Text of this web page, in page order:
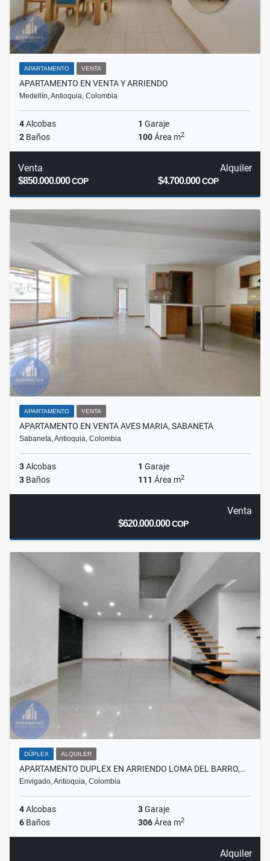
APARTAMENTO VENTA
APARTAMENTO EN VENTA Y ARRIENDO
Medellín, Antioquia, Colombia
4Alcobas 1 Garaje
2 Baños 100Área m2
Venta
$850.000.000COP
Alquiler
$4.700.000COP
APARTAMENTO VENTA
APARTAMENTO EN VENTA AVES MARIA, SABANETA
Sabaneta, Antioquia, Colombia
3Alcobas 1 Garaje
3 Baños 111 Área m2
Venta
$620.000.000COP
DÚPLEX ALQUILER
APARTAMENTO DUPLEX EN ARRIENDO LOMA DEL BARRO,…
Envigado, Antioquia, Colombia
4Alcobas 3Garaje
6 Baños 306Área m2
Alquiler